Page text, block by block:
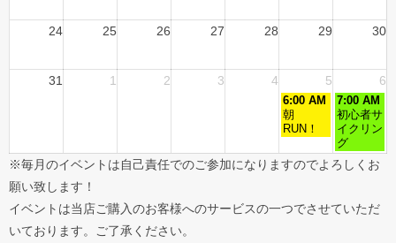
24 25 26 27 28 29 30
31 1 2 3 4 5 6
6:00 AM
朝
RUN！
7:00 AM
初心者サ
イクリン
グ
※毎月のイベントは自己責任でのご参加になりますのでよろしくお
願い致します！
イベントは当店ご購入のお客様へのサービスの一つでさせていただ
いております。ご了承ください。